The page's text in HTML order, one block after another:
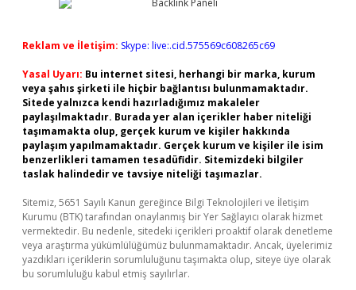
Reklam ve İletişim: Skype: live:.cid.575569c608265c69
Yasal Uyarı: Bu internet sitesi, herhangi bir marka, kurum
veya şahıs şirketi ile hiçbir bağlantısı bulunmamaktadır.
Sitede yalnızca kendi hazırladığımız makaleler
paylaşılmaktadır. Burada yer alan içerikler haber niteliği
taşımamakta olup, gerçek kurum ve kişiler hakkında
paylaşım yapılmamaktadır. Gerçek kurum ve kişiler ile isim
benzerlikleri tamamen tesadüfidir. Sitemizdeki bilgiler
taslak halindedir ve tavsiye niteliği taşımazlar.
Sitemiz, 5651 Sayılı Kanun gereğince Bilgi Teknolojileri ve İletişim
Kurumu (BTK) tarafından onaylanmış bir Yer Sağlayıcı olarak hizmet
vermektedir. Bu nedenle, sitedeki içerikleri proaktif olarak denetleme
veya araştırma yükümlülüğümüz bulunmamaktadır. Ancak, üyelerimiz
yazdıkları içeriklerin sorumluluğunu taşımakta olup, siteye üye olarak
bu sorumluluğu kabul etmiş sayılırlar.